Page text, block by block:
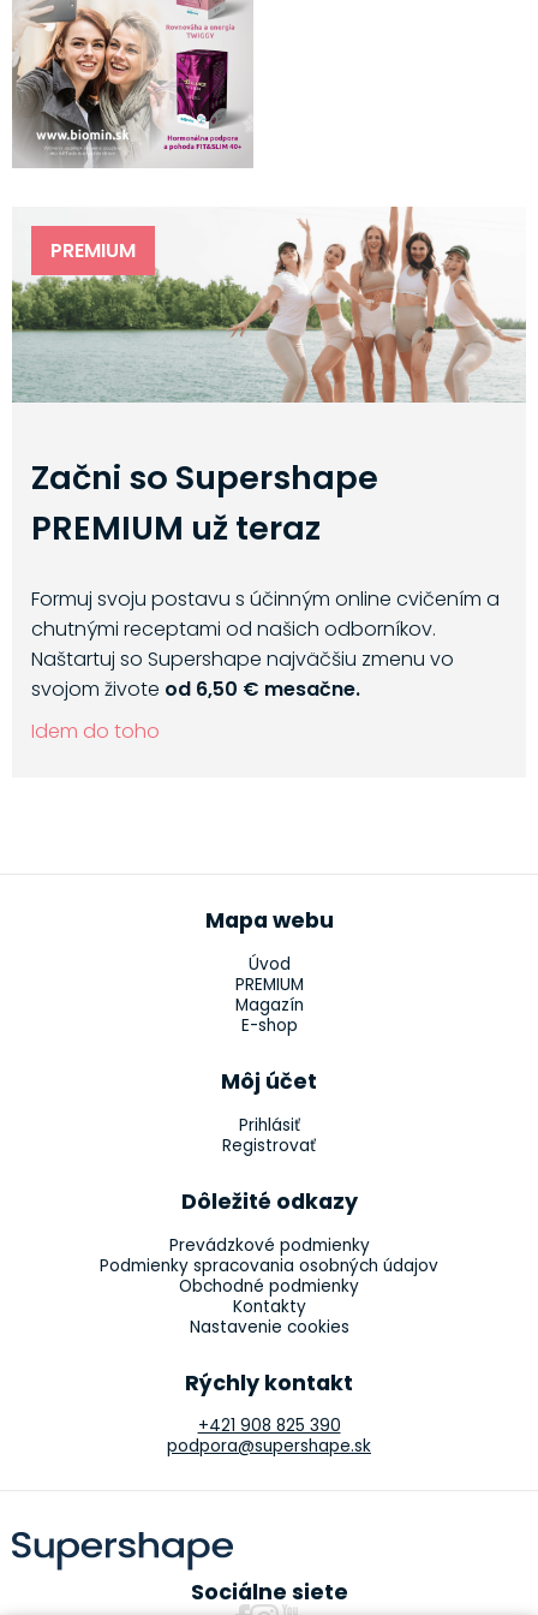
PREMIUM
Začni so Supershape
PREMIUM už teraz
Formuj svoju postavu s účinným online cvičením a
chutnými receptami od našich odborníkov.
Naštartuj so Supershape najväčšiu zmenu vo
svojom živote od 6,50 € mesačne.
Idem do toho
Mapa webu
Úvod
PREMIUM
Magazín
E-shop
Môj účet
Prihlásiť
Registrovať
Dôležité odkazy
Prevádzkové podmienky
Podmienky spracovania osobných údajov
Obchodné podmienky
Kontakty
Nastavenie cookies
Rýchly kontakt
+421 908 825 390
podpora@supershape.sk
Sociálne siete